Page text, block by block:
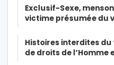
Exclusif-Sexe,
victime présumée du
Histoires interdites du
de droits de l’Homme